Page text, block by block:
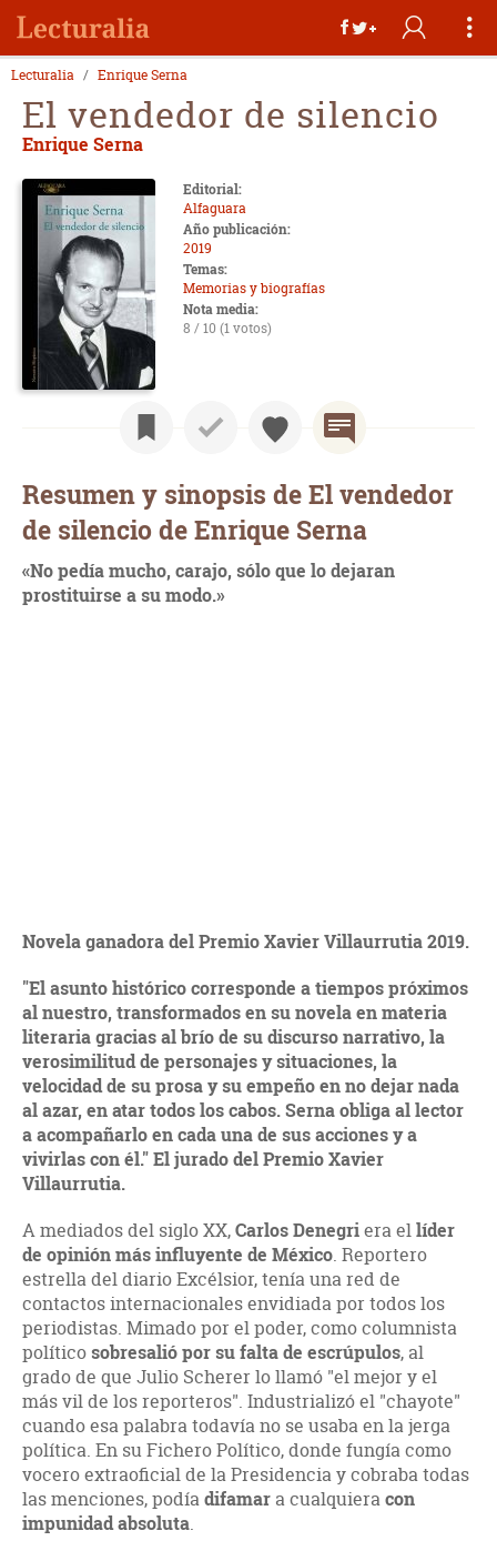
Lecturalia Enrique Serna
El vendedor de silencio
Enrique Serna
Editorial:
Alfaguara
Año publicación:
2019
Temas:
Memorias y biografías
Nota media:
8 / 10 (1 votos)
Resumen y sinopsis de El vendedor
de silencio de Enrique Serna
«No pedía mucho, carajo, sólo que lo dejaran
prostituirse a su modo.»
Novela ganadora del Premio Xavier Villaurrutia 2019.
"El asunto histórico corresponde a tiempos próximos
al nuestro, transformados en su novela en materia
literaria gracias al brío de su discurso narrativo, la
verosimilitud de personajes y situaciones, la
velocidad de su prosa y su empeño en no dejar nada
al azar, en atar todos los cabos. Serna obliga al lector
a acompañarlo en cada una de sus acciones y a
vivirlas con él." El jurado del Premio Xavier
Villaurrutia.
A mediados del siglo XX,Carlos Denegriera ellíder
de opinión más influyente de México. Reportero
estrella del diario Excélsior, tenía una red de
contactos internacionales envidiada por todos los
periodistas. Mimado por el poder, como columnista
políticosobresalió por su falta de escrúpulos, al
grado de que Julio Scherer lo llamó "el mejor y el
más vil de los reporteros". Industrializó el "chayote"
cuando esa palabra todavía no se usaba en la jerga
política. En su Fichero Político, donde fungía como
vocero extraoficial de la Presidencia y cobraba todas
las menciones, podíadifamar a cualquieracon
impunidad absoluta.